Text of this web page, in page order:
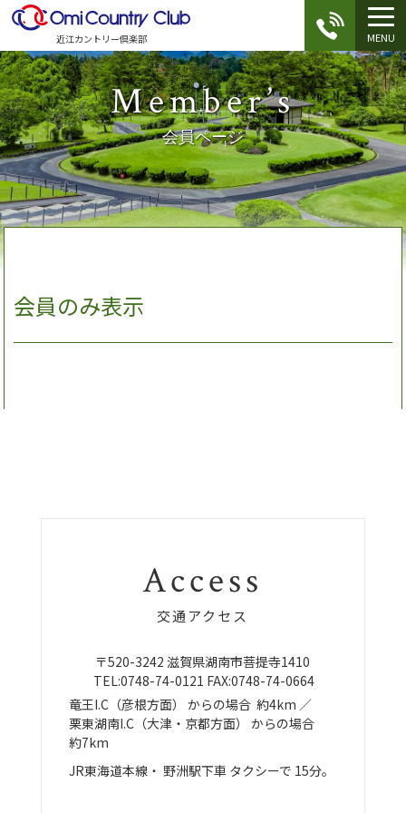
近江カントリー倶楽部 MENU
Member’s
会員ページ
会員のみ表示
Access
交通アクセス
〒520-3242 滋賀県湖南市菩提寺1410
TEL:0748-74-0121 FAX:0748-74-0664
竜王I.C（彦根方面） からの場合 約4km ／
栗東湖南I.C（大津・京都方面）
からの場合
約7km
JR東海道本線・ 野洲駅下車 タクシーで 15分。